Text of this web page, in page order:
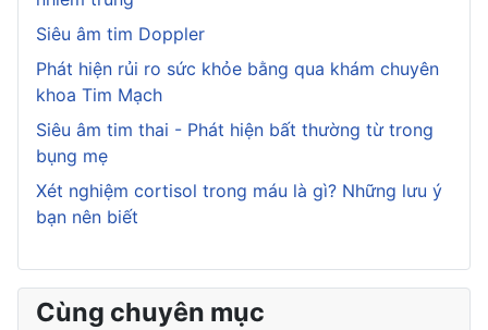
Siêu âm tim Doppler
Phát hiện rủi ro sức khỏe bằng qua khám chuyên
khoa Tim Mạch
Siêu âm tim thai - Phát hiện bất thường từ trong
bụng mẹ
Xét nghiệm cortisol trong máu là gì? Những lưu ý
bạn nên biết
Cùng chuyên mục